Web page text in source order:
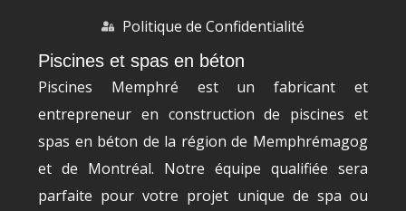
Politique de Confidentialité
Piscines et spas en béton
Piscines Memphré est un fabricant et
entrepreneur en construction de piscines et
spas en béton de la région de Memphrémagog
et de Montréal. Notre équipe qualifiée sera
parfaite pour votre projet unique de spa ou